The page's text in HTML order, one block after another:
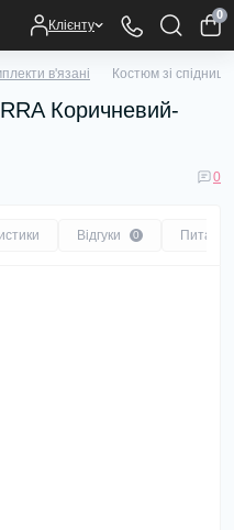
Клієнту
0
в'язані Костюм зі
Коричневий-
0
Відгуки 0 Питання